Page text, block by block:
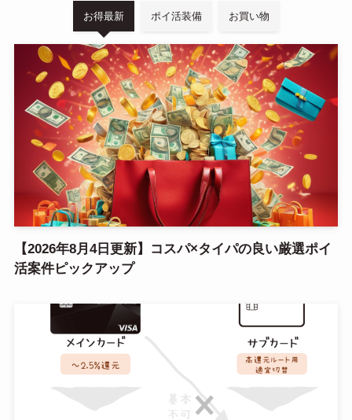
お得最新 ポイ活装備 お買い物
【2026年8月4日更新】コスパ×タイパの良い厳選ポイ
活案件ピックアップ